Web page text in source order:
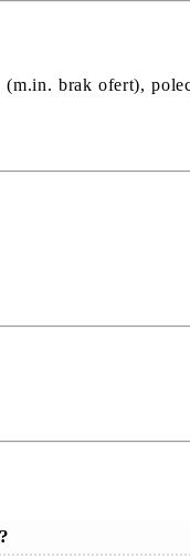
brak ofert),